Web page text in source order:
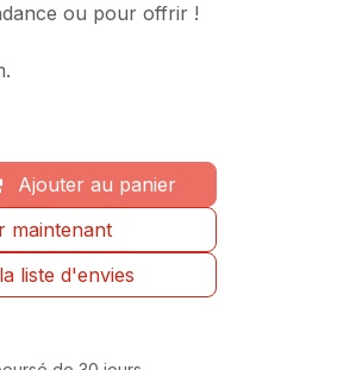
ou pour offrir !
Ajouter au panier
maintenant
liste d'envies